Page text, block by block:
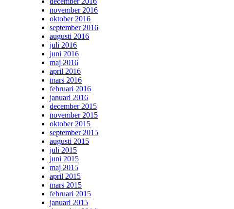
november 2016
oktober 2016
september 2016
augusti 2016
juli 2016
juni 2016
maj 2016
april 2016
mars 2016
februari 2016
januari 2016
december 2015
november 2015
oktober 2015
september 2015
augusti 2015
juli 2015
juni 2015
maj 2015
april 2015
mars 2015
februari 2015
januari 2015